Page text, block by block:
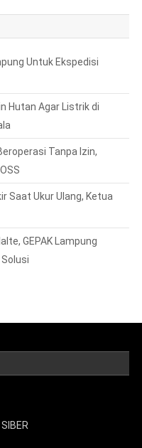
Untuk Ekspedisi
Hutan Agar Listrik di
Tanpa Izin,
Saat Ukur Ulang, Ketua
GEPAK Lampung